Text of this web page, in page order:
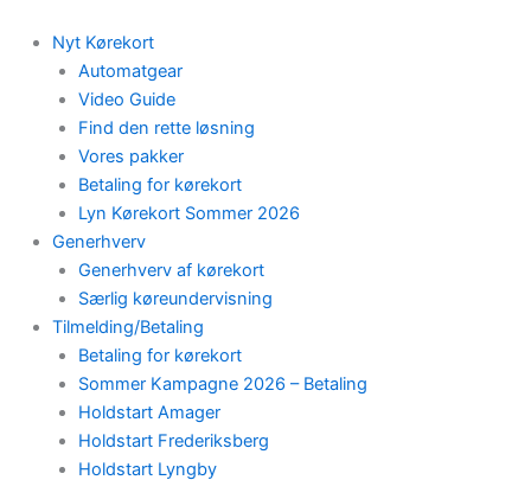
content
Nyt Kørekort
Automatgear
Video Guide
Find den rette løsning
Vores pakker
Betaling for kørekort
Lyn Kørekort Sommer 2026
Generhverv
Generhverv af kørekort
Særlig køreundervisning
Tilmelding/Betaling
Betaling for kørekort
Sommer Kampagne 2026 – Betaling
Holdstart Amager
Holdstart Frederiksberg
Holdstart Lyngby